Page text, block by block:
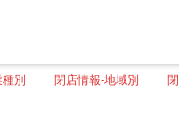
別 閉店情報-地域別